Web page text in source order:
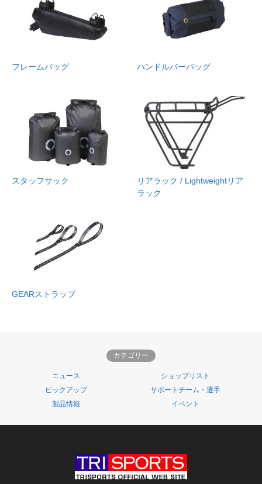
フレームバッグ ハンドルバーバッグ
スタッフサック
リアラック / Lightweightリア
ラック
GEARストラップ
カテゴリー
ニュース
ショップリスト
ピックアップ
サポートチーム・選手
製品情報
イベント